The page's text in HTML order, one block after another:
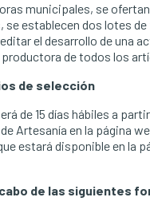
municipales, se
establecen dos lotes
el desarrollo de una
de todos los
de selección
de 15 días hábiles a
Artesanía en la página
estará disponible en la
de las siguientes